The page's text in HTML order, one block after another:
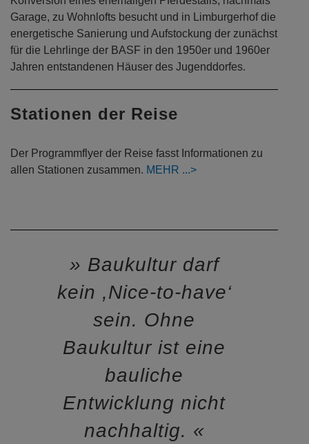
Landesgartenschaugelände in Landau wurde die
Konversion eines ehemaligen Pferdestalls, nachmals
Garage, zu Wohnlofts besucht und in Limburgerhof die
energetische Sanierung und Aufstockung der zunächst
Baukultur darf
kein ,Nice-to-have‘
sein. Ohne
Baukultur ist eine
bauliche
Entwicklung nicht